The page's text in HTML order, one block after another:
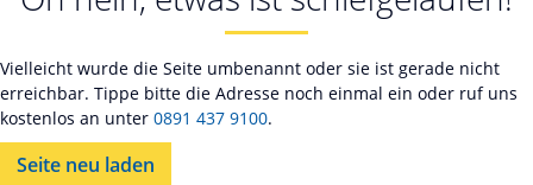
Vielleicht wurde die Seite umbenannt oder sie ist gerade nicht
erreichbar. Tippe bitte die Adresse noch einmal ein oder ruf uns
kostenlos an unter 0891 437 9100.
Seite neu laden